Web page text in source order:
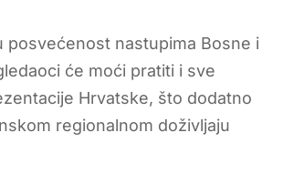
posvećenost nastupima Bosne i
će moći pratiti i sve
Hrvatske, što dodatno
regionalnom doživljaju